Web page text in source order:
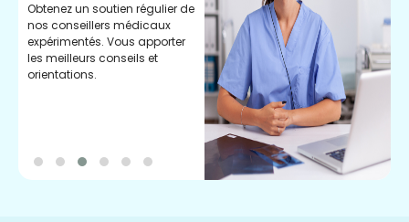
Obtenez un soutien régulier de
nos conseillers médicaux
expérimentés. Vous apporter
les meilleurs conseils et
orientations.